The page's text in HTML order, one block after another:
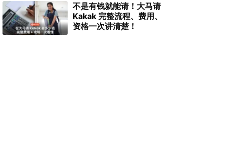
不是有钱就能请！大马请
Kakak 完整流程、费用、
资格一次讲清楚！